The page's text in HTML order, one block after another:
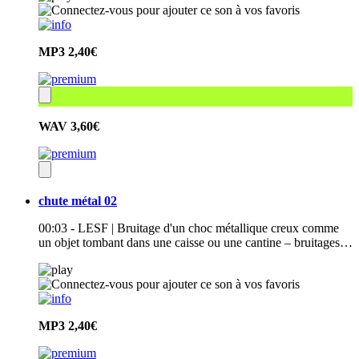
MP3 2,40€
WAV 3,60€
chute métal 02
00:03 - LESF | Bruitage d'un choc métallique creux comme
un objet tombant dans une caisse ou une cantine – bruitages…
MP3 2,40€